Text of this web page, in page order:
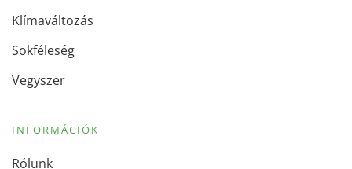
Klímaváltozás
Sokféleség
Vegyszer
INFORMÁCIÓK
Rólunk